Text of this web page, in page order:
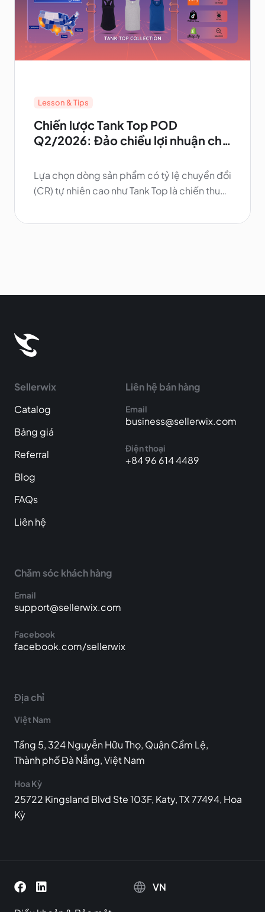
Chiến lược Tank Top POD
Q2/2026: Đảo chiều lợi nhuận cho
Lesson & Tips
Lựa chọn dòng sản phẩm có tỷ lệ chuyển đổi
(CR) tự nhiên cao như Tank Top là chiến thuật
phí quảng cáo (CPM) trên các trang TMĐT
Sellerwix
Catalog
Bảng giá
Referral
Blog
FAQs
Liên hệ
Liên hệ bán hàng
Email
business@sellerwix.com
Điện thoại
+84 96 614 4489
Chăm sóc khách hàng
Email
support@sellerwix.com
Facebook
facebook.com/sellerwix
Địa chỉ
Việt Nam
Tầng 5, 324 Nguyễn Hữu Thọ, Quận Cẩm Lệ,
Thành phố Đà Nẵng, Việt Nam
Hoa Kỳ
25722 Kingsland Blvd Ste 103F, Katy, TX 77494, Hoa
Kỳ
VN